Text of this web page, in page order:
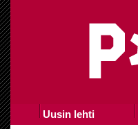
Uusin lehti